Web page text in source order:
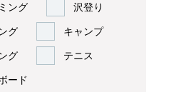
ング 沢登り
グ キャンプ
グ テニス
ード